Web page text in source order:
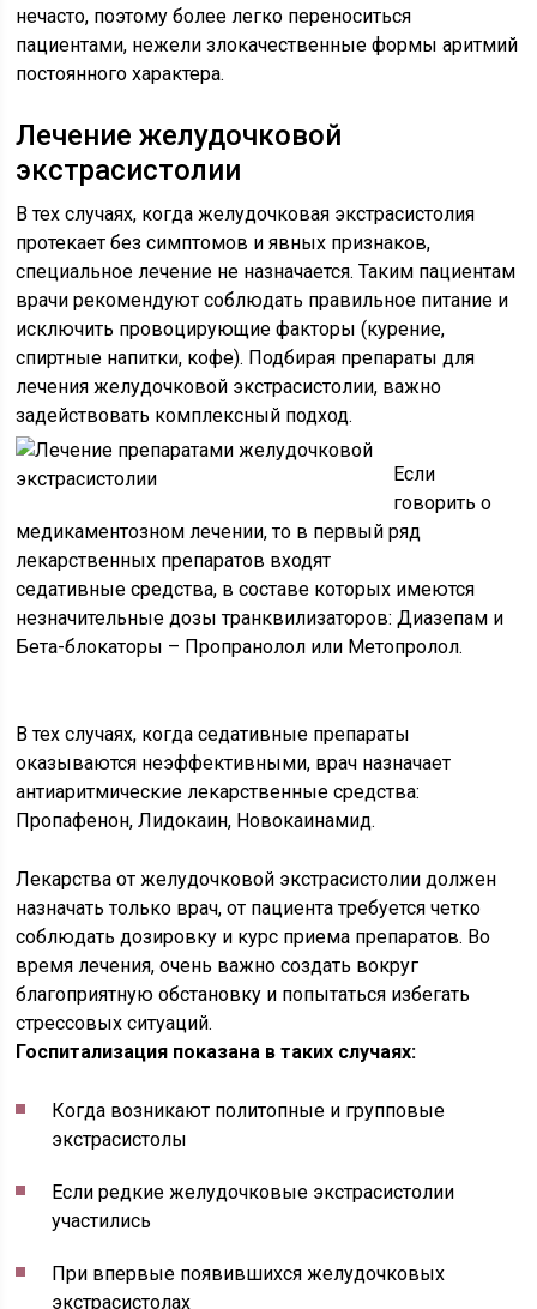
нечасто, поэтому более легко переноситься
пациентами, нежели злокачественные формы аритмий
постоянного характера.
Лечение желудочковой
экстрасистолии
В тех случаях, когда желудочковая экстрасистолия
протекает без симптомов и явных признаков,
специальное лечение не назначается. Таким пациентам
врачи рекомендуют соблюдать правильное питание и
исключить провоцирующие факторы (курение,
спиртные напитки, кофе). Подбирая препараты для
лечения желудочковой экстрасистолии, важно
задействовать комплексный подход.
Если
говорить о
медикаментозном лечении, то в первый ряд
лекарственных препаратов входят
седативные средства, в составе которых имеются
незначительные дозы транквилизаторов: Диазепам и
Бета-блокаторы – Пропранолол или Метопролол.
В тех случаях, когда седативные препараты
оказываются неэффективными, врач назначает
антиаритмические лекарственные средства:
Пропафенон, Лидокаин, Новокаинамид.
Лекарства от желудочковой экстрасистолии должен
назначать только врач, от пациента требуется четко
соблюдать дозировку и курс приема препаратов. Во
время лечения, очень важно создать вокруг
благоприятную обстановку и попытаться избегать
стрессовых ситуаций.
Госпитализация показана в таких случаях:
Когда возникают политопные и групповые
экстрасистолы
Если редкие желудочковые экстрасистолии
участились
При впервые появившихся желудочковых
экстрасистолах